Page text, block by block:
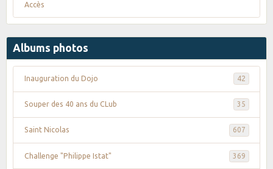
Accès
Albums photos
Inauguration du Dojo 42
Souper des 40 ans du CLub 35
Saint Nicolas 607
Challenge "Philippe Istat" 369